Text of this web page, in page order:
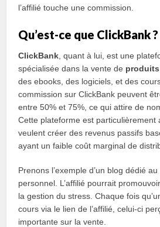
l’affilié touche une commission.
Qu’est-ce que ClickBank ?
ClickBank , quant à lui, est une
spécialisée dans la vente de
des ebooks, des logiciels, et des
commission sur ClickBank peuvent
entre 50% et 75%, ce qui attire de
Cette plateforme est particulièrement
veulent créer des revenus passifs
ayant un faible coût marginal de
Prenons l’exemple d’un blog dédié
personnel. L’affilié pourrait
la gestion du stress. Chaque fois
cours via le lien de l’affilié, celui-ci
importante sur la vente.